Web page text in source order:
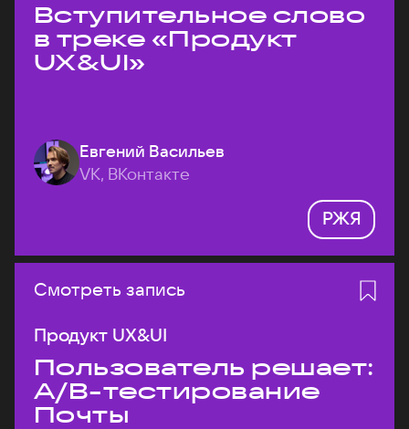
Вступительное слово
в треке «Продукт
UX&UI»
Евгений Васильев
VK, ВКонтакте
РЖЯ
Смотреть запись
Продукт UX&UI
Пользователь решает:
A/B-тестирование
Почты